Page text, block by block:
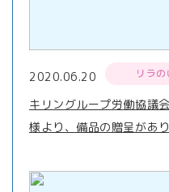
2020.06.20 リラの
キリングループ労働協議
様より、備品の贈呈があ